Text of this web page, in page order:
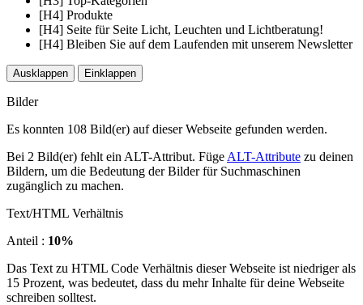
[H4] Produkte
[H4] Seite für Seite Licht, Leuchten und Lichtberatung!
[H4] Bleiben Sie auf dem Laufenden mit unserem Newsletter
Ausklappen Einklappen
Bilder
Es konnten 108 Bild(er) auf dieser Webseite gefunden werden.
Bei 2 Bild(er) fehlt ein ALT-Attribut. Füge ALT-Attribute zu deinen
Bildern, um die Bedeutung der Bilder für Suchmaschinen
zugänglich zu machen.
Text/HTML Verhältnis
Anteil : 10%
Das Text zu HTML Code Verhältnis dieser Webseite ist niedriger als
15 Prozent, was bedeutet, dass du mehr Inhalte für deine Webseite
schreiben solltest.